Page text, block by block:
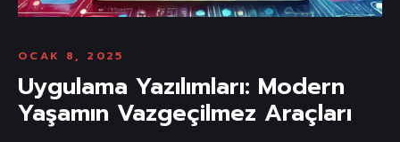
OCAK 8, 2025
Uygulama Yazılımları: Modern
Yaşamın Vazgeçilmez Araçları